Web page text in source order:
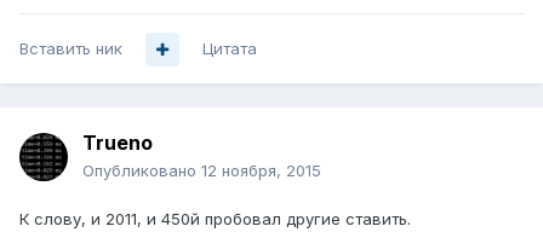
Вставить ник Цитата
Trueno
Опубликовано 12 ноября, 2015
К слову, и 2011, и 450й пробовал другие ставить.